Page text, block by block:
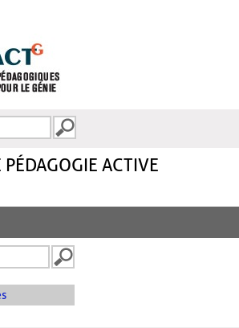
ACTIVE